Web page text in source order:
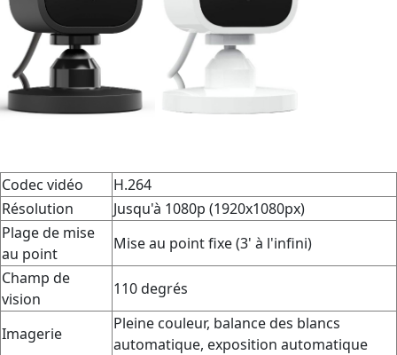
Codec vidéo
H.264
Résolution
Jusqu'à 1080p (1920x1080px)
Plage de mise
au point
Mise au point fixe (3' à l'infini)
Champ de
vision
110 degrés
Imagerie
Pleine couleur, balance des blancs
automatique, exposition automatique